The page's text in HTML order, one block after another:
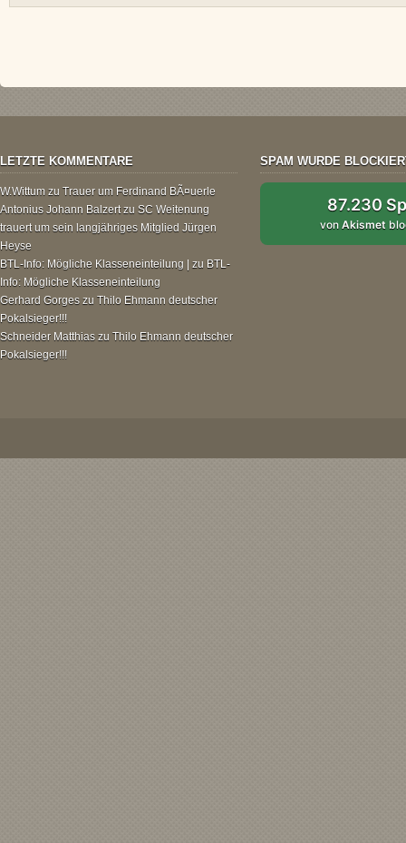
LETZTE KOMMENTARE
W.Wittum zu Trauer um Ferdinand BÃ¤uerle
Antonius Johann Balzertzu SC Weitenung
trauert um sein langjähriges Mitglied Jürgen
Heyse
BTL-Info: Mögliche Klasseneinteilung |
zu BTL-
Info: Mögliche Klasseneinteilung
Gerhard Gorges zu Thilo Ehmann deutscher
Pokalsieger!!!
Schneider Matthias zu Thilo Ehmann deutscher
Pokalsieger!!!
SPAM WURDE
87.230
vonAkismet